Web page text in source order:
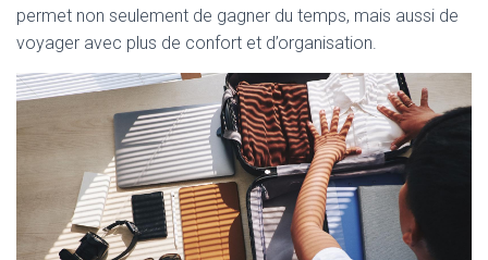
T
permet non seulement de gagner du temps, mais aussi de
voyager avec plus de confort et d’organisation.